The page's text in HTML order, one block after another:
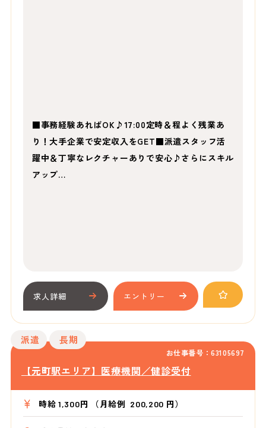
■事務経験あればOK♪17:00定時＆程よく残業あ
り！大手企業で安定収入をGET■派遣スタッフ活
躍中＆丁寧なレクチャーありで安心♪さらにスキル
アップ…
求人詳細 エントリー
お仕事番号：63105697
派遣 長期
【元町駅エリア】医療機関／健診受付
時給 1,300円 （月給例 200,200 円）